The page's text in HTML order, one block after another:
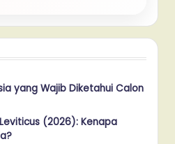
yang Wajib Diketahui Calon
(2026): Kenapa